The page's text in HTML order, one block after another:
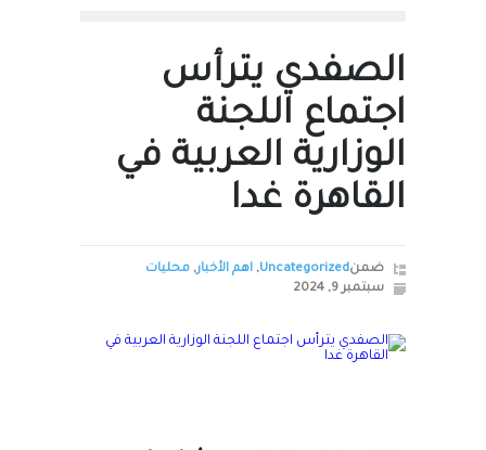
الصفدي يترأس
اجتماع اللجنة
الوزارية العربية في
القاهرة غدا
ضمنUncategorized
, اهم الأخبار, محليات
سبتمبر 9, 2024